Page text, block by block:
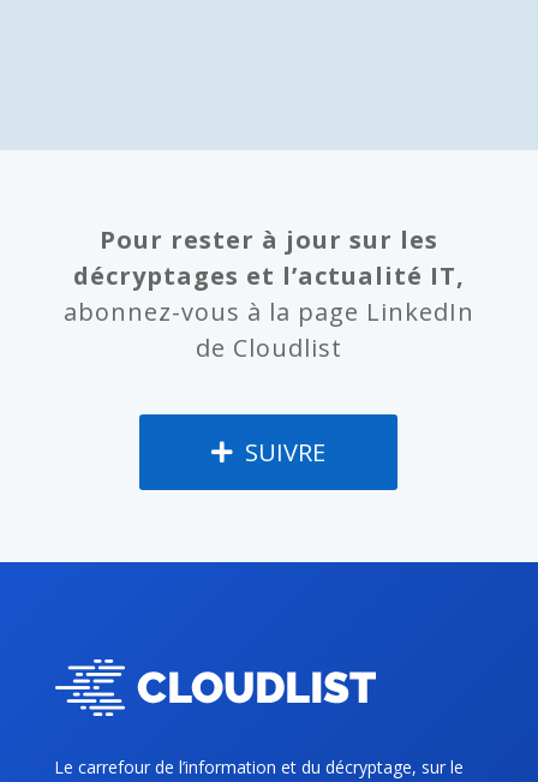
Pour rester à jour sur les
décryptages et l’actualité IT,
abonnez-vous à la page LinkedIn
de Cloudlist
SUIVRE
Le carrefour de l’information et du décryptage, sur le